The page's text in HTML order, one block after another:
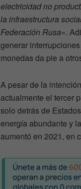
electricidad no
la infraestructura
Federación Rusa«.
generar
monedas da pie a
A pesar de la
actualmente el tercer
solo detrás de
energía abundante y
aumentó en 2021, en